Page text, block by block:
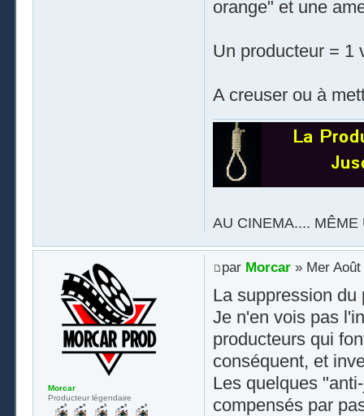
orange" et une
Un producteur = 1
A creuser ou à
AU CINEMA.... MÊME
par Morcar» Mer Août
La suppression du
Je n'en vois pas
producteurs qui
conséquent, et
Les quelques
compensés par
Morcar
Producteur légendaire